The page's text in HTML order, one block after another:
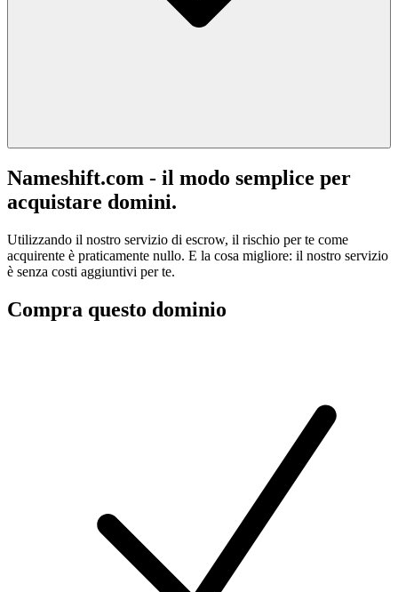
Nameshift.com - il modo semplice per
acquistare domini.
Utilizzando il nostro servizio di escrow, il rischio per te come
acquirente è praticamente nullo. E la cosa migliore: il nostro servizio
è senza costi aggiuntivi per te.
Compra questo dominio